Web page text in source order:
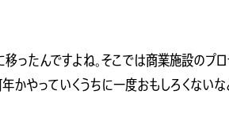
ったんですよね。そこでは商業施設のプ
かやっていくうちに一度おもしろくないな